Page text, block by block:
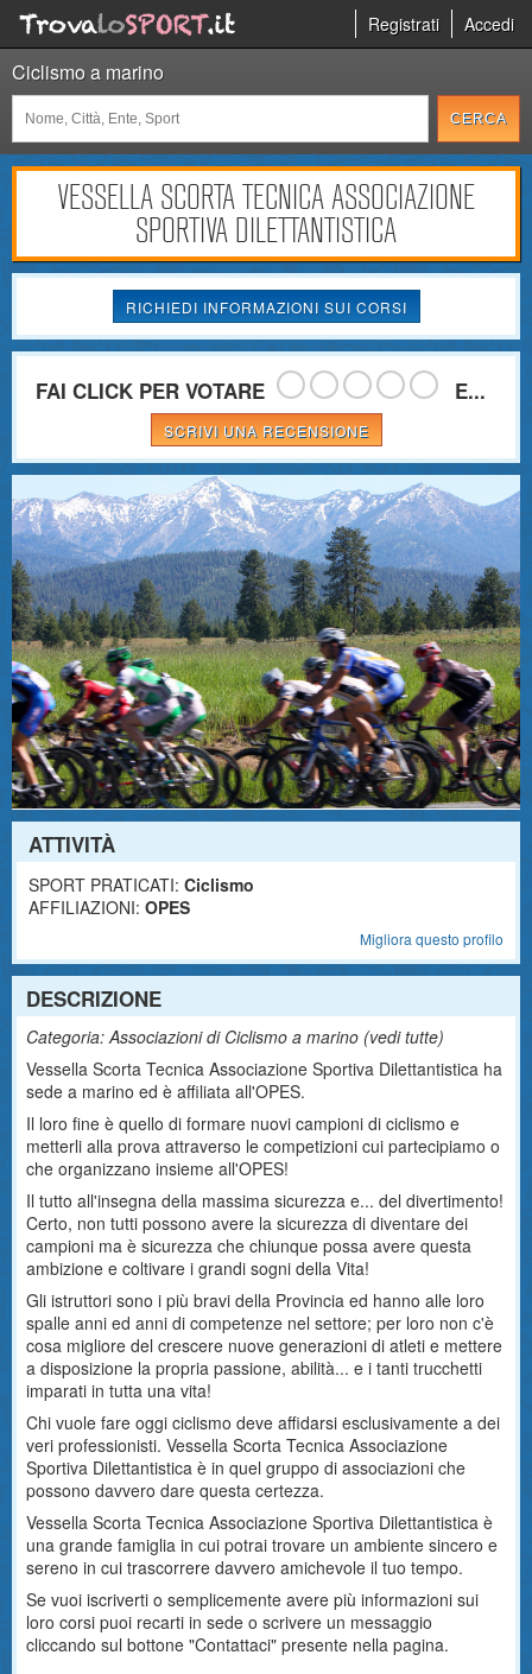
Registrati Accedi
Ciclismo a marino
VESSELLA SCORTA TECNICA ASSOCIAZIONE
SPORTIVA DILETTANTISTICA
RICHIEDI INFORMAZIONI SUI CORSI
FAI CLICK PER VOTARE E...
SCRIVI UNA RECENSIONE
ATTIVITÀ
SPORT PRATICATI: Ciclismo
AFFILIAZIONI: OPES
Migliora questo profilo
DESCRIZIONE
Categoria: Associazioni di Ciclismo a marino (vedi tutte)
Vessella Scorta Tecnica Associazione Sportiva Dilettantistica ha
sede a marino ed è affiliata all'OPES.
Il loro fine è quello di formare nuovi campioni di ciclismo e
metterli alla prova attraverso le competizioni cui partecipiamo o
che organizzano insieme all'OPES!
Il tutto all'insegna della massima sicurezza e... del divertimento!
Certo, non tutti possono avere la sicurezza di diventare dei
campioni ma è sicurezza che chiunque possa avere questa
ambizione e coltivare i grandi sogni della Vita!
Gli istruttori sono i più bravi della Provincia ed hanno alle loro
spalle anni ed anni di competenze nel settore; per loro non c'è
cosa migliore del crescere nuove generazioni di atleti e mettere
a disposizione la propria passione, abilità... e i tanti trucchetti
imparati in tutta una vita!
Chi vuole fare oggi ciclismo deve affidarsi esclusivamente a dei
veri professionisti. Vessella Scorta Tecnica Associazione
Sportiva Dilettantistica è in quel gruppo di associazioni che
possono davvero dare questa certezza.
Vessella Scorta Tecnica Associazione Sportiva Dilettantistica è
una grande famiglia in cui potrai trovare un ambiente sincero e
sereno in cui trascorrere davvero amichevole il tuo tempo.
Se vuoi iscriverti o semplicemente avere più informazioni sui
loro corsi puoi recarti in sede o scrivere un messaggio
cliccando sul bottone "Contattaci" presente nella pagina.